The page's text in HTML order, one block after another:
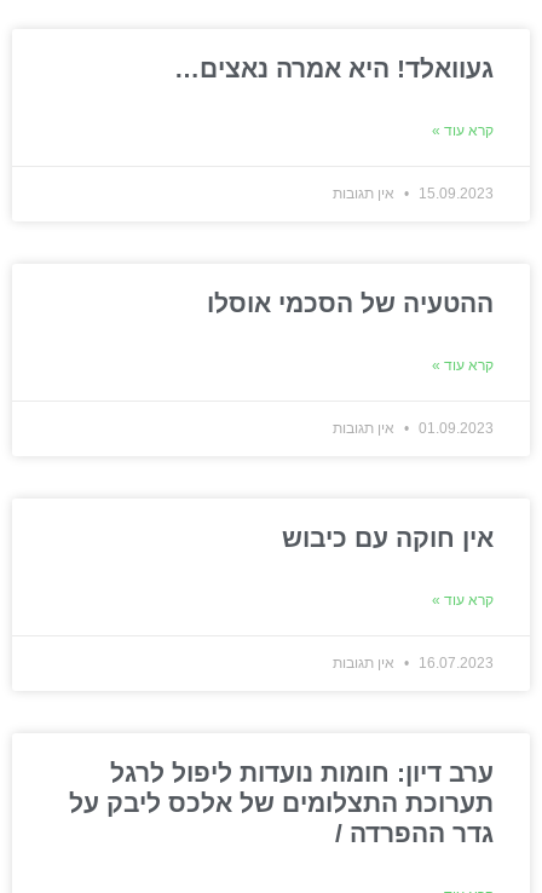
געוואלד! היא אמרה נאצים…
קרא עוד »
15.09.2023 אין תגובות
ההטעיה של הסכמי אוסלו
קרא עוד »
01.09.2023 אין תגובות
אין חוקה עם כיבוש
קרא עוד »
16.07.2023 אין תגובות
ערב דיון: חומות נועדות ליפול‬ לרגל
תערוכת התצלומים של אלכס ליבק על
גדר ההפרדה /